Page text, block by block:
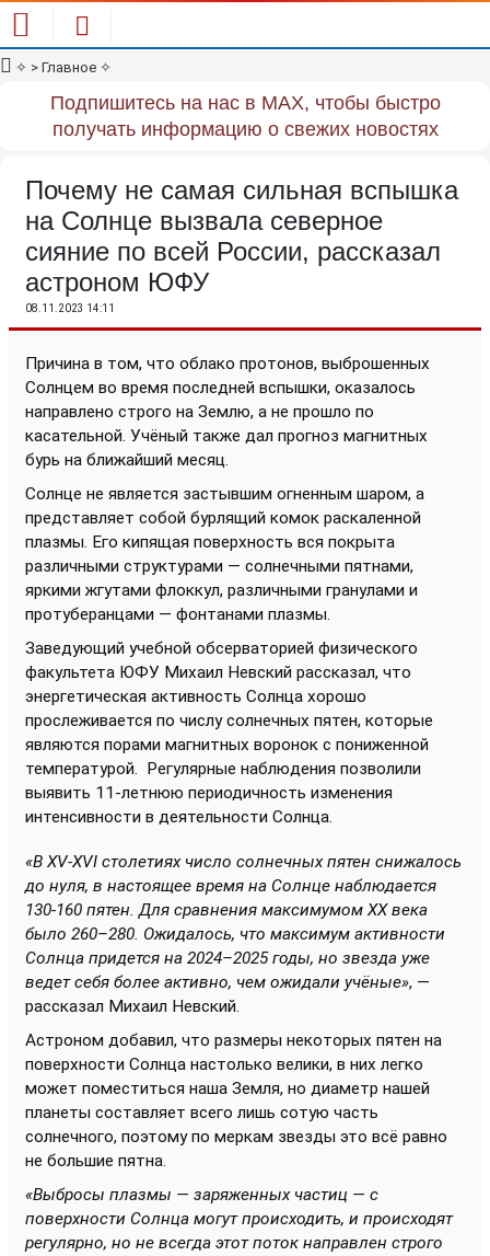
✧ > Главное ✧
Подпишитесь на нас в MAX, чтобы быстро
получать информацию о свежих новостях
Почему не самая сильная вспышка
на Солнце вызвала северное
сияние по всей России, рассказал
астроном ЮФУ
08.11.2023 14:11
Причина в том, что облако протонов, выброшенных
Солнцем во время последней вспышки, оказалось
направлено строго на Землю, а не прошло по
касательной. Учёный также дал прогноз магнитных
бурь на ближайший месяц.
Солнце не является застывшим огненным шаром, а
представляет собой бурлящий комок раскаленной
плазмы. Его кипящая поверхность вся покрыта
различными структурами — солнечными пятнами,
яркими жгутами флоккул, различными гранулами и
протуберанцами — фонтанами плазмы.
Заведующий учебной обсерваторией физического
факультета ЮФУ Михаил Невский рассказал, что
энергетическая активность Солнца хорошо
прослеживается по числу солнечных пятен, которые
являются порами магнитных воронок с пониженной
температурой. Регулярные наблюдения позволили
выявить 11-летнюю периодичность изменения
интенсивности в деятельности Солнца.
«В XV-XVI столетиях число солнечных пятен снижалось
до нуля, в настоящее время на Солнце наблюдается
130-160 пятен. Для сравнения максимумом XX века
было 260–280. Ожидалось, что максимум активности
Солнца придется на 2024–2025 годы, но звезда уже
ведет себя более активно, чем ожидали учёные», —
рассказал Михаил Невский.
Астроном добавил, что размеры некоторых пятен на
поверхности Солнца настолько велики, в них легко
может поместиться наша Земля, но диаметр нашей
планеты составляет всего лишь сотую часть
солнечного, поэтому по меркам звезды это всё равно
не большие пятна.
«Выбросы плазмы — заряженных частиц — с
поверхности Солнца могут происходить, и происходят
регулярно, но не всегда этот поток направлен строго